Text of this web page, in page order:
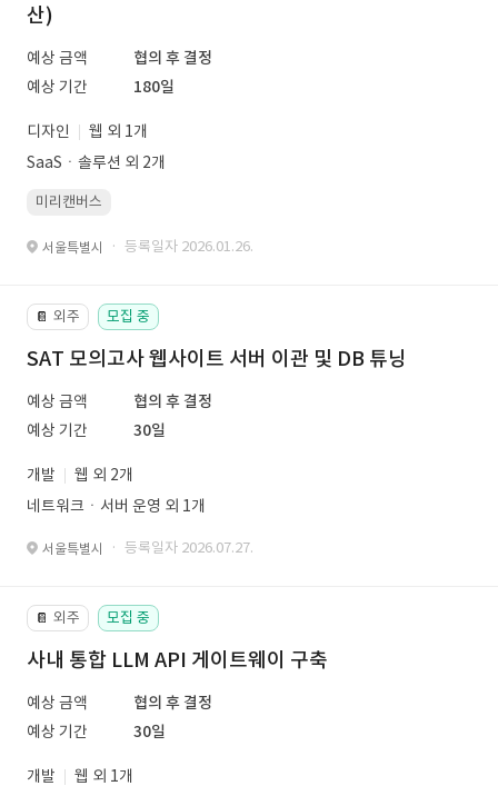
산)
예상 금액
협의 후 결정
예상 기간
180일
디자인
웹 외 1개
SaaSㆍ솔루션 외 2개
미리캔버스
서울특별시 · 등록일자 2026.01.26.
📔 외주 모집 중
SAT 모의고사 웹사이트 서버 이관 및 DB 튜닝
예상 금액
협의 후 결정
예상 기간
30일
개발
웹 외 2개
네트워크ㆍ서버 운영 외 1개
서울특별시 · 등록일자 2026.07.27.
📔 외주 모집 중
사내 통합 LLM API 게이트웨이 구축
예상 금액
협의 후 결정
예상 기간
30일
개발
웹 외 1개